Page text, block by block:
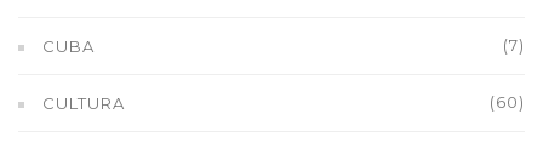
CUBA (7)
CULTURA (60)